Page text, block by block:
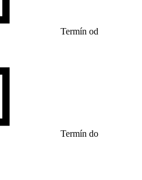
Termín od
Termín do